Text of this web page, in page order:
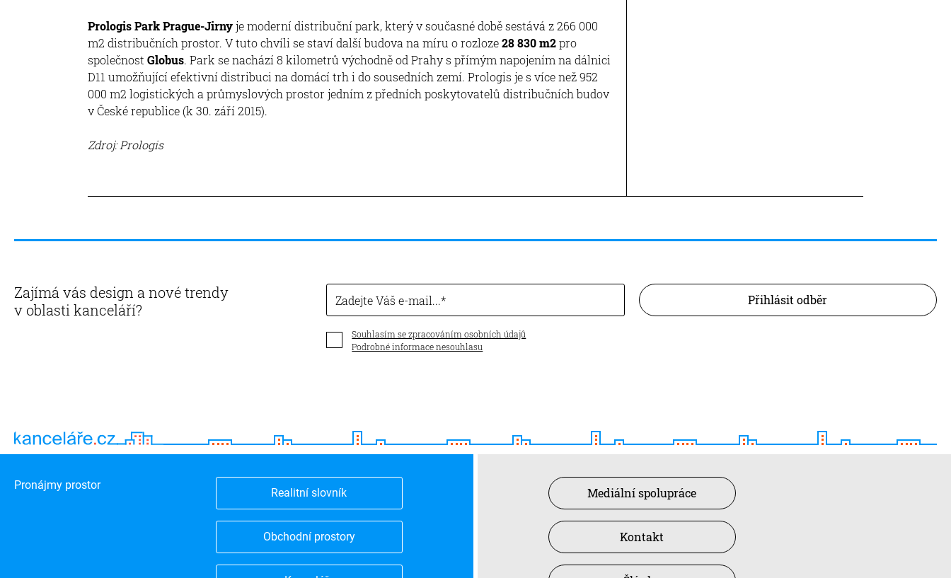
Prologis Park Prague-Jirnyje moderní distribuční park, který v současné době sestává z 266 000
m2 distribučních prostor. V tuto chvíli se staví další budova na míru o rozloze28 830 m2pro
společnost Globus. Park se nachází 8 kilometrů východně od Prahy s přímým napojením na dálnici
D11 umožňující efektivní distribuci na domácí trh i do sousedních zemí. Prologis je s více než 952
000 m2 logistických a průmyslových prostor jedním z předních poskytovatelů distribučních budov
v České republice (k 30. září 2015).
Zdroj: Prologis
Zajímá vás design a nové trendy
v oblasti kanceláří?
Zadejte Váš e-mail...
Souhlasím se zpracováním osobních údajů
Podrobné informace nesouhlasu
Přihlásit odběr
Pronájmy prostor
Realitní slovník
Obchodní prostory
Mediální spolupráce
Kontakt